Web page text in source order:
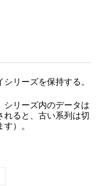
リーズを保持する。
シリーズ内のデータは
ると、古い系列は切
）。